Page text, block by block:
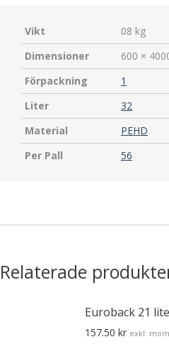
Vikt
08 kg
Dimensioner
600 ×
Förpackning
1
Liter
32
Material
PEHD
Per Pall
56
Relaterade
Euroback 21
157.50 kr exkl.